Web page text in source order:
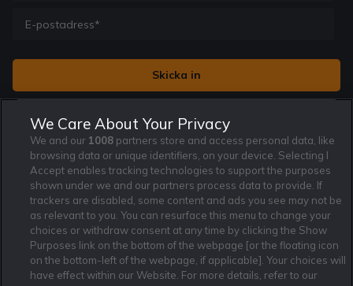
Jag vill få nyhetsbrev från Rekatochklart och jag är 18+. Regler
och villkor gäller. *
Affiliate Modell
Om Rekatochklart
Kontakta oss
Ansvarsfullt Spelande
F.A.Q
Nyhetsarkiv
Cookie Policy
Användarvilkor
Integritetspolicy
We Care About Your Privacy
We and our 1008 partners store and access personal data, like
browsing data or unique identifiers, on your device. Selecting I
Accept enables tracking technologies to support the purposes
shown under we and our partners process data to provide. If
trackers are disabled, some content and ads you see may not be
as relevant to you. You can resurface this menu to change your
choices or withdraw consent at any time by clicking the Show
Purposes link on the bottom of the webpage [or the floating icon
on the bottom-left of the webpage, if applicable]. Your choices will
have effect within our Website. For more details, refer to our